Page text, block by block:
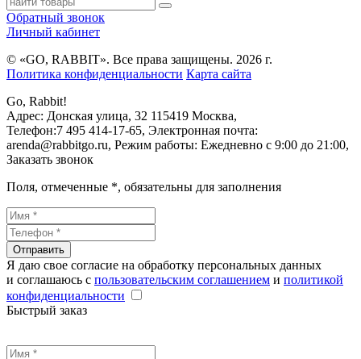
Обратный звонок
Личный кабинет
© «GO, RAВBIT». Все права защищены. 2026 г.
Политика конфиденциальности Карта сайта
Go, Rabbit!
Адрес: Донская улица, 32 115419 Москва,
Телефон:7 495 414-17-65, Электронная почта:
arenda@rabbitgo.ru, Режим работы: Ежедневно с 9:00 до 21:00,
Заказать звонок
Поля, отмеченные *, обязательны для заполнения
Отправить
Я даю свое согласие на обработку персональных данных
и соглашаюсь с пользовательским соглашением и политикой
конфиденциальности
Быстрый заказ